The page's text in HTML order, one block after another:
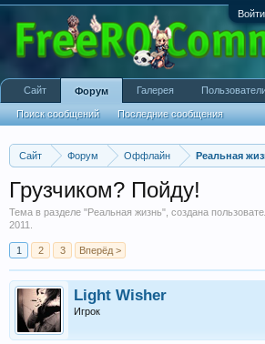
Сайт Форум Оффлайн Реальная
Грузчиком? Пойду!
Тема в разделе "Реальная жизнь", создана
2011
1 2 3 Вперёд >
Light Wisher
Игрок
Сайт Форум
Поиск сообщений Последние сообщения
Галерея